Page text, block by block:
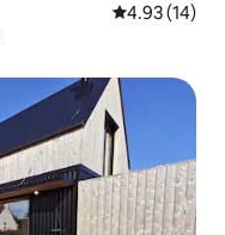
レビュー14
4.93 (14)